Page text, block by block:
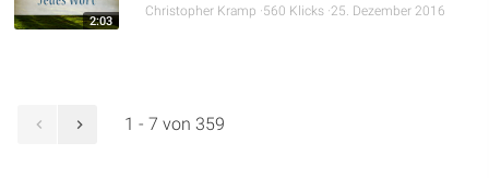
2:03
Christopher Kramp 560 Klicks 25. Dezember 2016
1 - 7 von 359